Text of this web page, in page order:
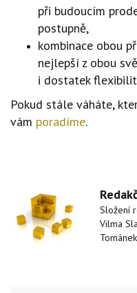
při budoucím
postupně,
kombinace obou
nejlepší z obou
i dostatek
Pokud stále váháte,
vám poradíme.
Složení
Vilma
Tománek